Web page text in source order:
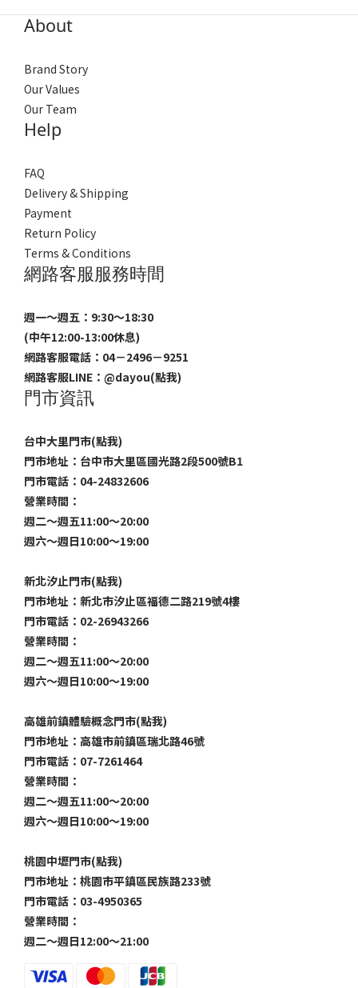
About
Brand Story
Our Values
Our Team
Help
FAQ
Delivery & Shipping
Payment
Return Policy
Terms & Conditions
網路客服服務時間
週一～週五：9:30～18:30
(中午12:00-13:00休息)
網路客服電話：04－2496－9251
網路客服LINE： @dayou(點我)
門市資訊
台中大里門市(點我)
門市地址：台中市大里區國光路2段500號B1
門市電話：04-24832606
營業時間：
週二～週五11:00～20:00
週六～週日10:00～19:00
新北汐止門市(點我)
門市地址：新北市汐止區福德二路219號4樓
門市電話：02-26943266
營業時間：
週二～週五11:00～20:00
週六～週日10:00～19:00
高雄前鎮體驗概念門市(點我)
門市地址：高雄市前鎮區瑞北路46號
門市電話：07-7261464
營業時間：
週二～週五11:00～20:00
週六～週日10:00～19:00
桃園中壢門市(點我)
門市地址：桃園市平鎮區民族路233號
門市電話：03-4950365
營業時間：
週二～週日12:00～21:00